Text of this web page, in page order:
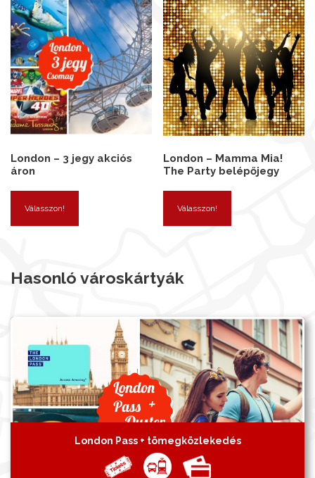
London – 3 jegy akciós
áron
Válasszon!
London – Mamma Mia!
The Party belépőjegy
Válasszon!
Hasonló városkártyák
London Pass + tömegközlekedés